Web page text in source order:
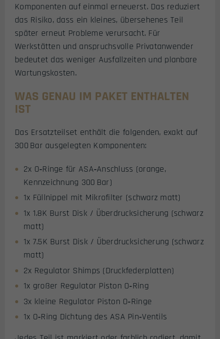
Komponenten auf einmal erneuerst. Das reduziert
das Risiko, dass ein kleines, übersehenes Teil
später erneut Probleme verursacht. Für
Werkstätten und anspruchsvolle Privatanwender
bedeutet das weniger Ausfallzeiten und planbare
Wartungskosten.
WAS GENAU IM PAKET ENTHALTEN
IST
Das Ersatzteilset enthält die folgenden, exakt auf
300 Bar ausgelegten Komponenten:
2x O‑Ringe für ASA‑Anschluss (orange,
Kennzeichnung 300 Bar)
1x Füllnippel mit Mikrofilter (schwarz matt)
1x 1.8K Burst Disk / Überdrucksicherung (schwarz
matt)
1x 7.5K Burst Disk / Überdrucksicherung (schwarz
matt)
2x Regulator Shimps (Druckfederplatten)
1x großer Regulator Piston O‑Ring
3x kleine Regulator Piston O‑Ringe
1x O‑Ring Dichtung des ASA Pin‑Ventils